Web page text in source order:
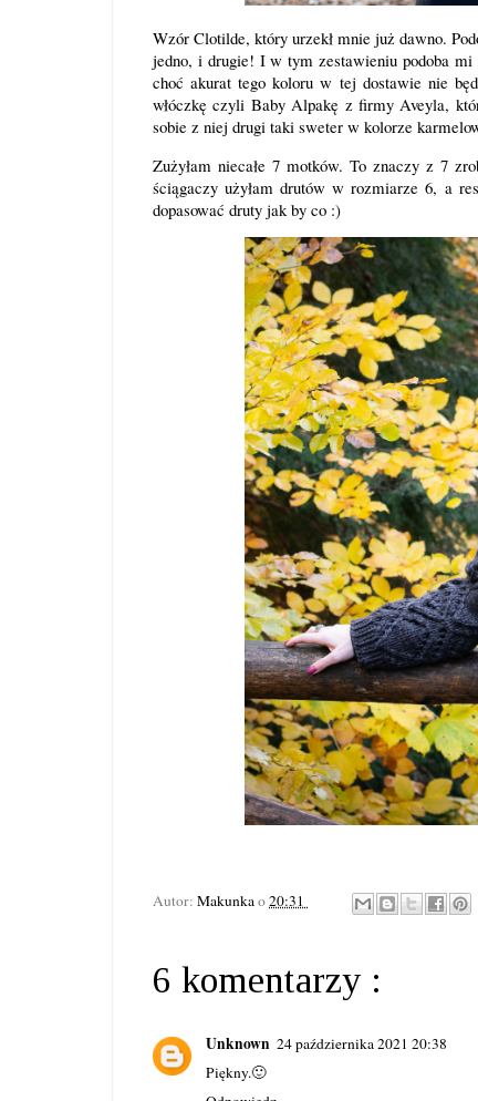
WzórClotilde, który urzekł mnie już dawno.
jedno, i drugie! I w tym zestawieniu podoba mi
choć akurat tego koloru w tej dostawie nie
włóczkę czyli Baby Alpakę z firmy Aveyla,
sobie z niej drugi taki sweter w kolorze
Zużyłam niecałe 7 motków. To znaczy z 7
ściągaczy użyłam drutów w rozmiarze 6, a
dopasować druty jak by co :)
Autor: Makunkao20:31
6 komentarzy :
Unknown 24 października 2021 20:38
Piękny.🙂